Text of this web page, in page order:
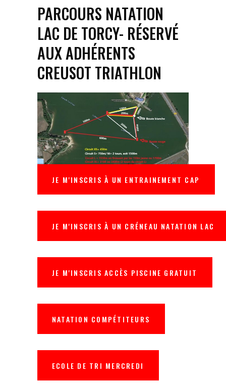
PARCOURS NATATION
LAC DE TORCY- RÉSERVÉ
AUX ADHÉRENTS
CREUSOT TRIATHLON
JE M'INSCRIS À UN ENTRAINEMENT CAP
JE M'INSCRIS À UN CRÉNEAU NATATION LAC
JE M'INSCRIS ACCÈS PISCINE GRATUIT
NATATION COMPÉTITEURS
ECOLE DE TRI MERCREDI